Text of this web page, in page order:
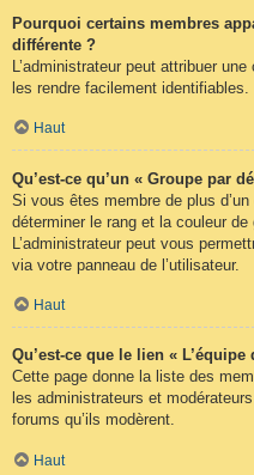
Pourquoi certains membres
différente ?
L’administrateur peut attribuer
les rendre facilement identifiables.
Haut
Qu’est-ce qu’un « Groupe par
Si vous êtes membre de plus
déterminer le rang et la couleur de
L’administrateur peut vous
via votre panneau de l’utilisateur.
Haut
Qu’est-ce que le lien «
Cette page donne la liste des
les administrateurs et
forums qu’ils modèrent.
Haut